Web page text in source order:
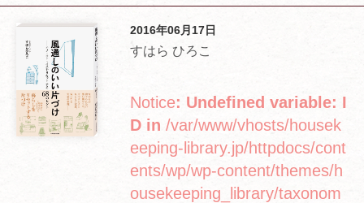
2016年06月17日
すはら ひろこ
Notice: Undefined variable: I
D in /var/www/vhosts/housek
eeping-library.jp/httpdocs/cont
ents/wp/wp-content/themes/h
ousekeeping_library/taxonom